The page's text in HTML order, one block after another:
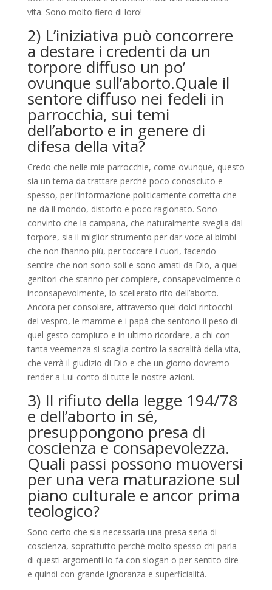
vita. Sono molto fiero di loro!
2) L’iniziativa può concorrere
a destare i credenti da un
torpore diffuso un po’
ovunque sull’aborto.Quale il
sentore diffuso nei fedeli in
parrocchia, sui temi
dell’aborto e in genere di
difesa della vita?
Credo che nelle mie parrocchie, come ovunque, questo
sia un tema da trattare perché poco conosciuto e
spesso, per l’informazione politicamente corretta che
ne dà il mondo, distorto e poco ragionato. Sono
convinto che la campana, che naturalmente sveglia dal
torpore, sia il miglior strumento per dar voce ai bimbi
che non l’hanno più, per toccare i cuori, facendo
sentire che non sono soli e sono amati da Dio, a quei
genitori che stanno per compiere, consapevolmente o
inconsapevolmente, lo scellerato rito dell’aborto.
Ancora per consolare, attraverso quei dolci rintocchi
del vespro, le mamme e i papà che sentono il peso di
quel gesto compiuto e in ultimo ricordare, a chi con
tanta veemenza si scaglia contro la sacralità della vita,
che verrà il giudizio di Dio e che un giorno dovremo
render a Lui conto di tutte le nostre azioni.
3) Il rifiuto della legge 194/78
edell’aborto in sé,
presuppongono presa di
coscienza e consapevolezza.
Quali passi possono muoversi
per una vera maturazione sul
piano culturale e ancor prima
teologico?
Sono certo che sia necessaria una presa seria di
coscienza, soprattutto perché molto spesso chi parla
di questi argomenti lo fa con slogan o per sentito dire
e quindi con grande ignoranza e superficialità.